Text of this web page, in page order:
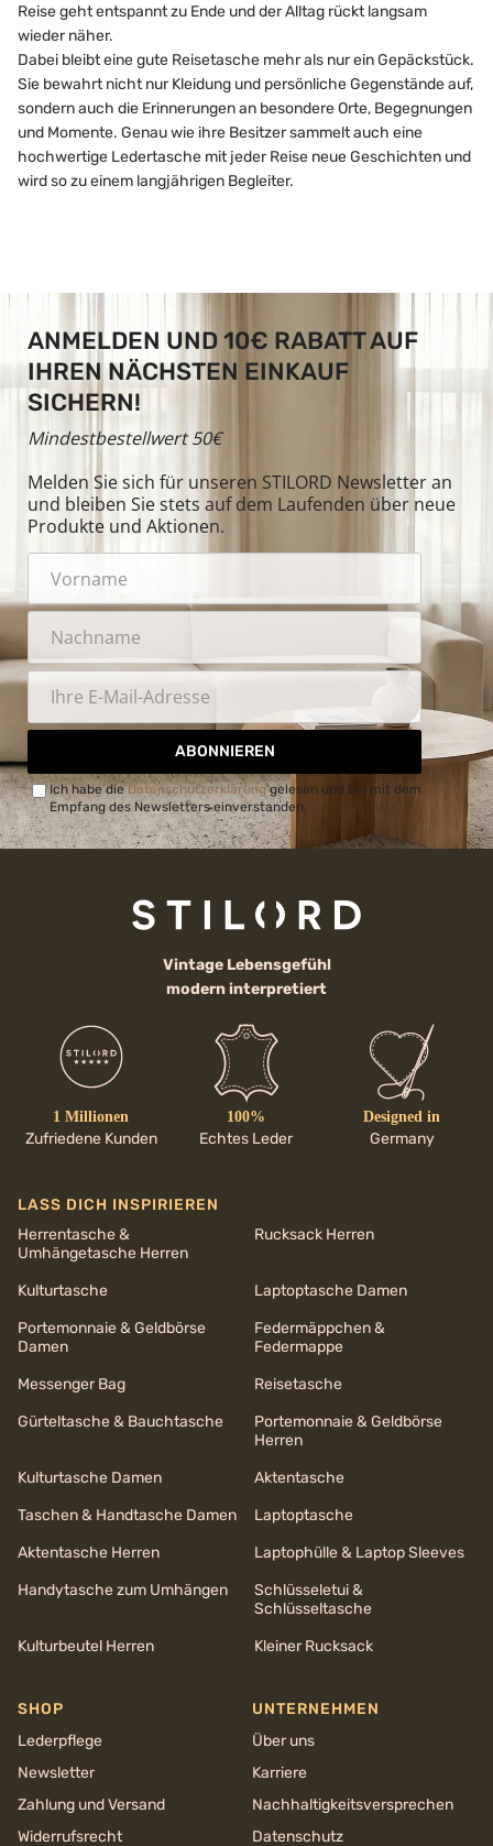
Reise geht entspannt zu Ende und der Alltag rückt langsam
wieder näher.
Dabei bleibt eine gute Reisetasche mehr als nur ein Gepäckstück.
Sie bewahrt nicht nur Kleidung und persönliche Gegenstände auf,
sondern auch die Erinnerungen an besondere Orte, Begegnungen
und Momente. Genau wie ihre Besitzer sammelt auch eine
hochwertige Ledertasche mit jeder Reise neue Geschichten und
wird so zu einem langjährigen Begleiter.
ANMELDEN UND 10€ RABATT AUF
IHREN NÄCHSTEN EINKAUF
SICHERN!
Mindestbestellwert 50€
Melden Sie sich für unseren STILORD Newsletter an
und bleiben Sie stets auf dem Laufenden über neue
Produkte und Aktionen.
ABONNIEREN
Ich habe dieDatenschutzerklärunggelesen und bin mit dem
Empfang des Newsletters einverstanden.
Vintage Lebensgefühl
modern interpretiert
1 Millionen
Zufriedene Kunden
100%
Echtes Leder
Designed in
Germany
LASS DICH INSPIRIEREN
Herrentasche &
Umhängetasche Herren
Rucksack Herren
Kulturtasche
Laptoptasche Damen
Portemonnaie & Geldbörse
Damen
Federmäppchen &
Federmappe
Messenger Bag
Reisetasche
Gürteltasche & Bauchtasche
Portemonnaie & Geldbörse
Herren
Kulturtasche Damen
Aktentasche
Taschen & Handtasche Damen
Laptoptasche
Aktentasche Herren
Laptophülle & Laptop Sleeves
Handytasche zum Umhängen
Schlüsseletui &
Schlüsseltasche
Kulturbeutel Herren
Kleiner Rucksack
SHOP
Lederpflege
Newsletter
Zahlung und Versand
Widerrufsrecht
UNTERNEHMEN
Über uns
Karriere
Nachhaltigkeits­versprechen
Datenschutz